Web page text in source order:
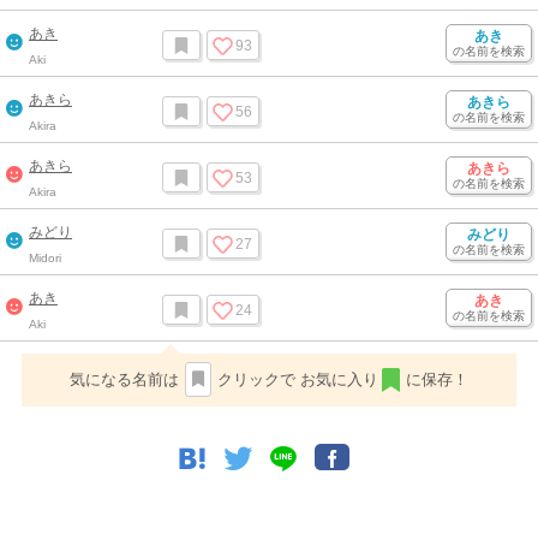
あき
Aki
93
あき
の名前を検索
あきら
Akira
56
あきら
の名前を検索
あきら
Akira
53
あきら
の名前を検索
みどり
Midori
27
みどり
の名前を検索
あき
Aki
24
あき
の名前を検索
気になる名前は クリックで お気に入り に保存！